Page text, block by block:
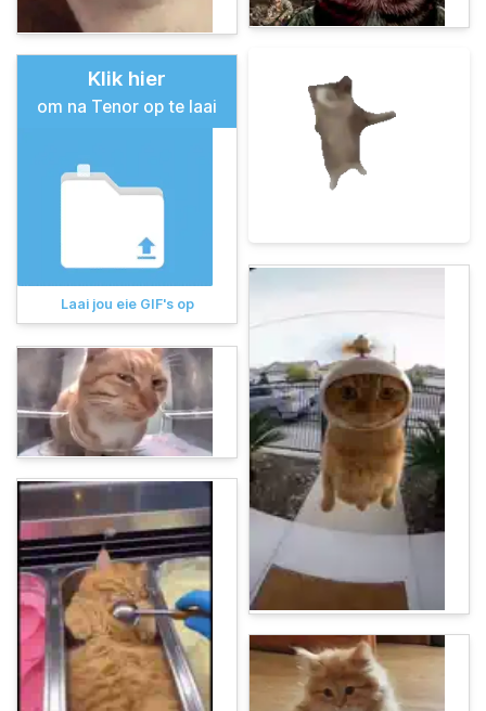
Klik hier
om na Tenor op te laai
Laai jou eie GIF's op